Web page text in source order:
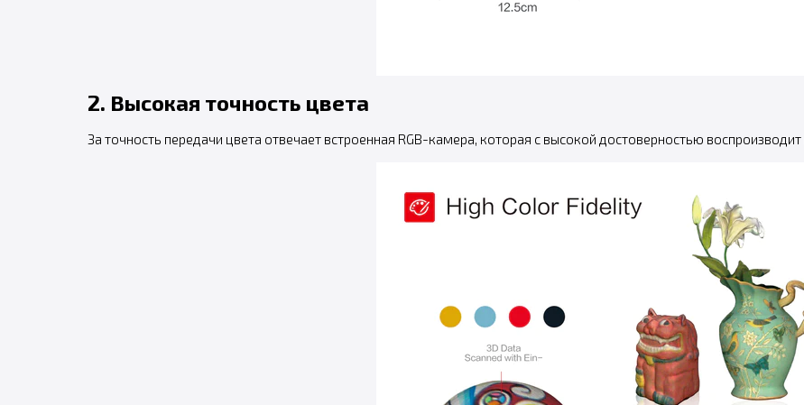
2. Высокая точность цвета
За точность передачи цвета отвечает встроенная RGB-камера, которая с высокой достоверностью